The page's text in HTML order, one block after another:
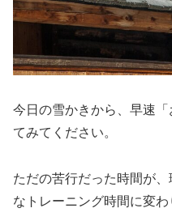
今日の雪かきから、早速
てみてください。
ただの苦行だった時間が
なトレーニング時間に変わ